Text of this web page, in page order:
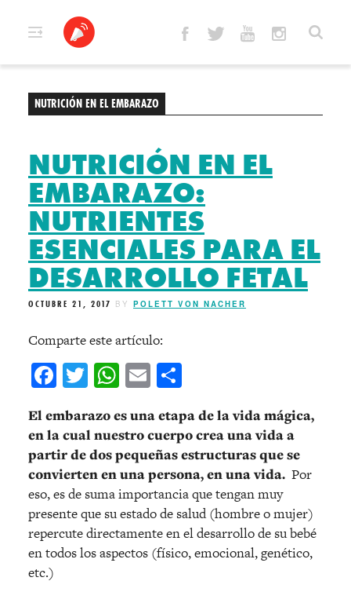
NUTRICIÓN EN EL EMBARAZO
NUTRICIÓN EN EL
EMBARAZO:
NUTRIENTES
ESENCIALES PARA EL
DESARROLLO FETAL
OCTUBRE 21, 2017 BY POLETT VON NACHER
Comparte este artículo:
Facebook
Twitter
WhatsApp
Email
El embarazo es una etapa de la vida mágica,
en la cual nuestro cuerpo crea una vida a
partir de dos pequeñas estructuras que se
convierten en una persona, en una vida. Por
eso, es de suma importancia que tengan muy
presente que su estado de salud (hombre o mujer)
repercute directamente en el desarrollo de su bebé
en todos los aspectos (físico, emocional, genético,
etc.)